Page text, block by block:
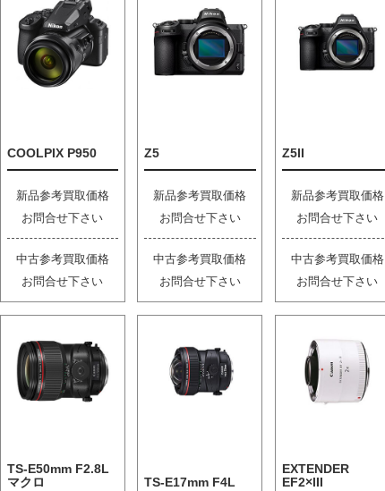
COOLPIX P950
新品参考買取価格
お問合せ下さい
中古参考買取価格
お問合せ下さい
Z5
新品参考買取価格
お問合せ下さい
中古参考買取価格
お問合せ下さい
Z5II
新品参考買取価格
お問合せ下さい
中古参考買取価格
お問合せ下さい
TS-E50mm F2.8L
マクロ
TS-E17mm F4L
EXTENDER
EF2×III